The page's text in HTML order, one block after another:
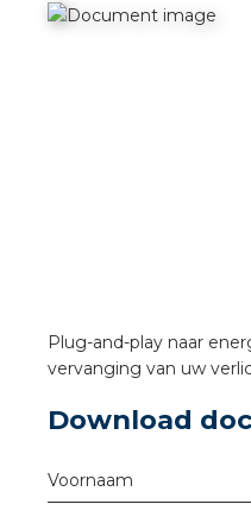
Plug-and-play naar
vervanging van uw
Download
Voornaam
installeren
installeren